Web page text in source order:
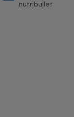
nutribullet